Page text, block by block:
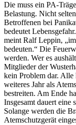
Die muss ein PA-
Belastung. Nicht
Betroffenen bei
bedeutet
meint Ralf Leppin,
bedeuten.“ Die
werden. Wer es
Mitglieder der
kein Problem dar. Alle
weiteres Jahr als
bestreiten. Am Ende
Insgesamt dauert
Solange werden die
Atemschutzgerät